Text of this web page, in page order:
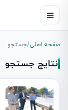
صفحه اصلی/جستجو
نتایج جستجو